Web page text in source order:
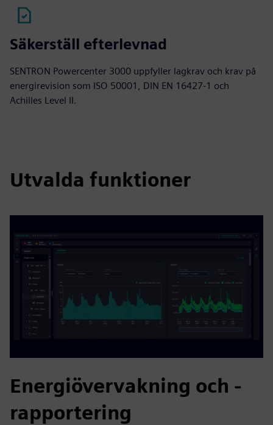
Säkerställ efterlevnad
SENTRON Powercenter 3000 uppfyller lagkrav och krav på
energirevision som ISO 50001, DIN EN 16427-1 och
Achilles Level II.
Utvalda funktioner
Energiövervakning och -
rapportering